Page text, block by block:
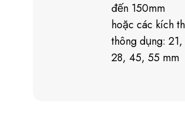
đến 150mm
hoặc các kích
thông dụng:
28, 45, 55 mm